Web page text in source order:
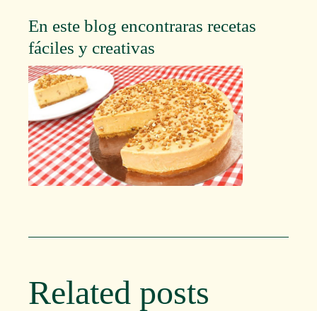
En este blog encontraras recetas
fáciles y creativas
Related posts